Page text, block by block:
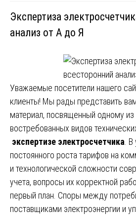
Экспертиза
анализ от А до Я
Уважаемые посетители нашего
клиенты! Мы рады представить
материал, посвященный одному из
востребованных видов
экспертизе электросчетчика .
постоянного роста тарифов на
и технологической сложности
учета, вопросы их корректной
первый план. Споры между
поставщиками электроэнергии и